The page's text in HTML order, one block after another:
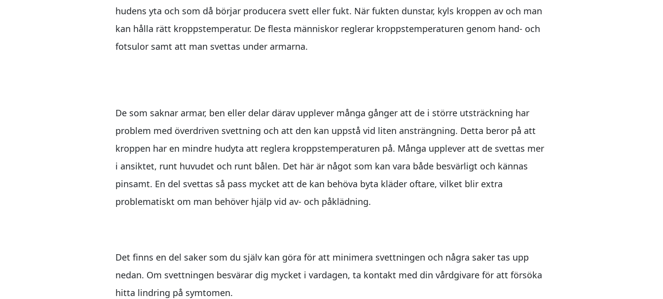
hudens yta och som då börjar producera svett eller fukt. När fukten dunstar, kyls kroppen av och man
kan hålla rätt kroppstemperatur. De flesta människor reglerar kroppstemperaturen genom hand- och
fotsulor samt att man svettas under armarna.
De som saknar armar, ben eller delar därav upplever många gånger att de i större utsträckning har
problem med överdriven svettning och att den kan uppstå vid liten ansträngning. Detta beror på att
kroppen har en mindre hudyta att reglera kroppstemperaturen på. Många upplever att de svettas mer
i ansiktet, runt huvudet och runt bålen. Det här är något som kan vara både besvärligt och kännas
pinsamt. En del svettas så pass mycket att de kan behöva byta kläder oftare, vilket blir extra
problematiskt om man behöver hjälp vid av- och påklädning.
Det finns en del saker som du själv kan göra för att minimera svettningen och några saker tas upp
nedan. Om svettningen besvärar dig mycket i vardagen, ta kontakt med din vårdgivare för att försöka
hitta lindring på symtomen.